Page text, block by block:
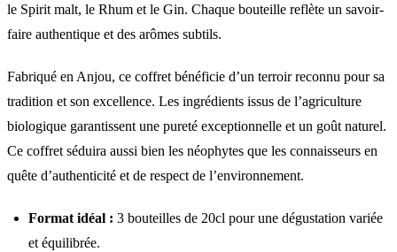
le Spirit malt, le Rhum et le Gin. Chaque bouteille reflète un savoir-
faire authentique et des arômes subtils.
Fabriqué en Anjou, ce coffret bénéficie d’un terroir reconnu pour sa
tradition et son excellence. Les ingrédients issus de l’agriculture
biologique garantissent une pureté exceptionnelle et un goût naturel.
Ce coffret séduira aussi bien les néophytes que les connaisseurs en
quête d’authenticité et de respect de l’environnement.
Format idéal : 3 bouteilles de 20cl pour une dégustation variée
et équilibrée.